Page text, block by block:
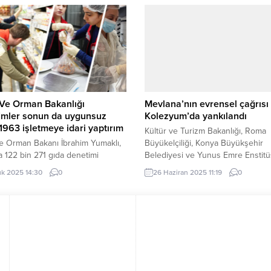
sistem projemiz için çok şükür
belirlendi ve proje ile
çalışmaları başlıyor.
ulaşım alt yapısına...
Orman Bakanlığı
sonun da uygunsuz
işletmeye idari yaptırım
Orman Bakanı İbrahim Yumaklı,
122 bin 271 gıda denetimi
uygunsuzluk tespit edilen
idari yaptırım ve 141
bildirdi. Bakan Yumaklı,
ilişkin bilgi verdi.
gerçekleştirilen denetimlere
Yumaklı, şu
bulundu: “1-30 Kasım
yurt...
2025 14:30 0
Mevlana’nın evrensel çağrısı
Kolezyum’da yankılandı
Kültür ve Turizm Bakanlığı, Roma
Büyükelçiliği, Konya Büyükşehir
Belediyesi ve Yunus Emre
organizasyonunda İtalya’nın
Roma’da sema ayin-i şerifi icra
26 Haziran 2025 11:19 0